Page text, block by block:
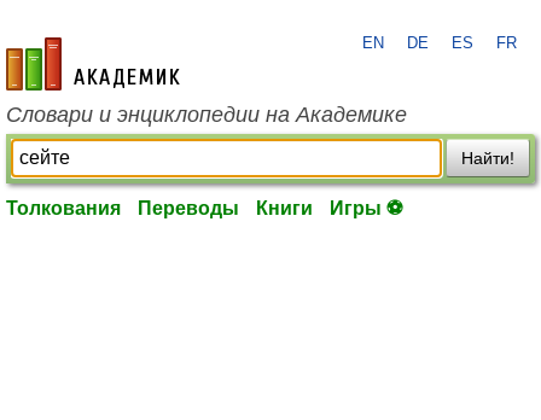
academic.ru
EN DE ES FR
Словари и энциклопедии на Академике
Найти!
Толкования Переводы Книги Игры ⚽